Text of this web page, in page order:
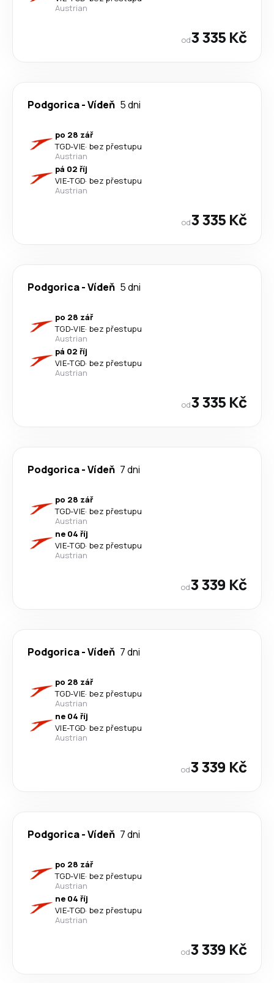
Austrian
od3 335 Kč
Podgorica-Vídeň 5 dni
po 28 zář
TGD-VIE· bez přestupu
Austrian
pá 02 říj
VIE-TGD· bez přestupu
Austrian
od3 335 Kč
Podgorica-Vídeň 5 dni
po 28 zář
TGD-VIE· bez přestupu
Austrian
pá 02 říj
VIE-TGD· bez přestupu
Austrian
od3 335 Kč
Podgorica-Vídeň 7 dni
po 28 zář
TGD-VIE· bez přestupu
Austrian
ne 04 říj
VIE-TGD· bez přestupu
Austrian
od3 339 Kč
Podgorica-Vídeň 7 dni
po 28 zář
TGD-VIE· bez přestupu
Austrian
ne 04 říj
VIE-TGD· bez přestupu
Austrian
od3 339 Kč
Podgorica-Vídeň 7 dni
po 28 zář
TGD-VIE· bez přestupu
Austrian
ne 04 říj
VIE-TGD· bez přestupu
Austrian
od3 339 Kč